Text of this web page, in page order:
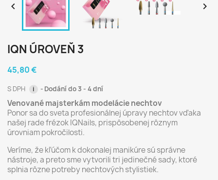
 
IQN ÚROVEŇ 3
45,80 €
S DPH i Dodání do 3 - 4 dní
Venované majsterkám modelácie nechtov
Ponor sa do sveta profesionálnej úpravy nechtov vďaka
našej rade frézok IQNails, prispôsobenej rôznym
úrovniam pokročilosti.
Veríme, že kľúčom k dokonalej manikúre sú správne
nástroje, a preto sme vytvorili tri jedinečné sady, ktoré
splnia rôzne potreby nechtových stylistiek.